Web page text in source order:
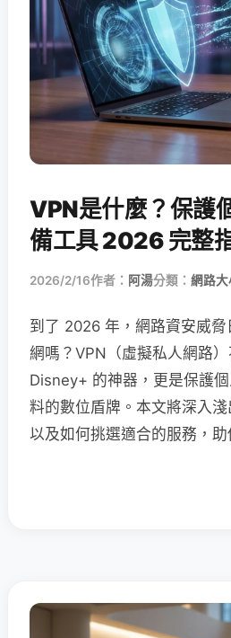
VPN是什麼？保護
備工具 2026 完整
2026/2/16作者： 阿湯分類： 網路大
到了 2026 年，網路資安威
網嗎？VPN（虛擬私人網路
Disney+ 的神器，更是保護
料的數位盾牌。本文將深入
以及如何挑選適合的服務，助